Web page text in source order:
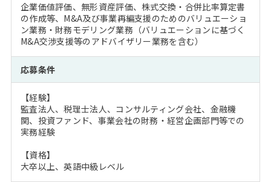
企業価値評価、無形資産評価、株式交換・合併比率算定書
の作成等、M&A及び事業再編支援のためのバリュエーショ
ン業務・財務モデリング業務（バリュエーションに基づく
M&A交渉支援等のアドバイザリー業務を含む）
応募条件
【経験】
監査法人、税理士法人、コンサルティング会社、金融機
関、投資ファンド、事業会社の財務・経営企画部門等での
実務経験
【資格】
大卒以上、英語中級レベル